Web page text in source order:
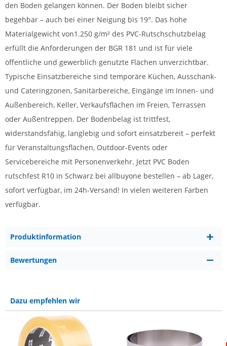
den Boden gelangen können. Der Boden bleibt sicher
begehbar – auch bei einer Neigung bis 19°. Das hohe
Materialgewicht von1.250 g/m² des PVC-Rutschschutzbelag
erfüllt die Anforderungen der BGR 181 und ist für viele
öffentliche und gewerblich genutzte Flächen unverzichtbar.
Typische Einsatzbereiche sind temporäre Küchen, Ausschank-
und Cateringzonen, Sanitärbereiche, Eingänge im Innen- und
Außenbereich, Keller, Verkaufsflächen im Freien, Terrassen
oder Außentreppen. Der Bodenbelag ist trittfest,
widerstandsfähig, langlebig und sofort einsatzbereit – perfekt
für Veranstaltungsflächen, Outdoor-Events oder
Servicebereiche mit Personenverkehr. Jetzt PVC Boden
rutschfest R10 in Schwarz bei allbuyone bestellen – ab Lager,
sofort verfügbar, im 24h-Versand! In vielen weiteren Farben
verfügbar.
Produktinformation
Bewertungen
Dazu empfehlen wir